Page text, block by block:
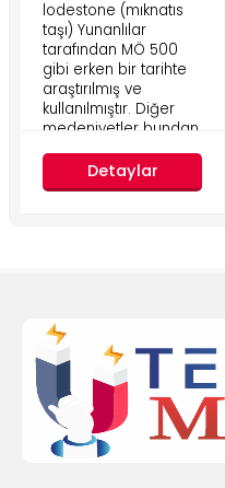
lodestone (mıknatıs
taşı) Yunanlılar
tarafından MÖ 500
gibi erken bir tarihte
araştırılmış ve
kullanılmıştır. Diğer
medeniyetler bundan
Detaylar